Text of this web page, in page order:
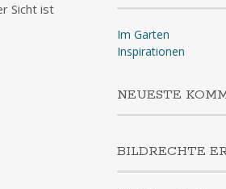
Sicht ist
Im Garten
Inspirationen
NEUESTE
BILDRECHTE